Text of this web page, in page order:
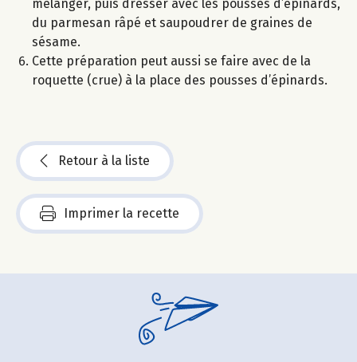
mélanger, puis dresser avec les pousses d’épinards,
du parmesan râpé et saupoudrer de graines de
sésame.
Cette préparation peut aussi se faire avec de la
roquette (crue) à la place des pousses d’épinards.
Retour à la liste
Imprimer la recette